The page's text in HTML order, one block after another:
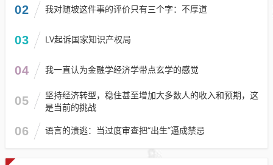
02 我对随坡这件事的评价只有三个字：不厚道
03 LV起诉国家知识产权局
04 我一直认为金融学经济学带点玄学的感觉
05
坚持经济转型，稳住甚至增加大多数人的收入和预期，这
是当前的挑战
06 语言的溃逃：当过度审查把“出生”逼成禁忌